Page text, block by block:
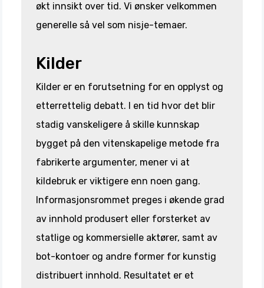
økt innsikt over tid. Vi ønsker velkommen
generelle så vel som nisje-temaer.
Kilder
Kilder er en forutsetning for en opplyst og
etterrettelig debatt. I en tid hvor det blir
stadig vanskeligere å skille kunnskap
bygget på den vitenskapelige metode fra
fabrikerte argumenter, mener vi at
kildebruk er viktigere enn noen gang.
Informasjonsrommet preges i økende grad
av innhold produsert eller forsterket av
statlige og kommersielle aktører, samt av
bot-kontoer og andre former for kunstig
distribuert innhold. Resultatet er et